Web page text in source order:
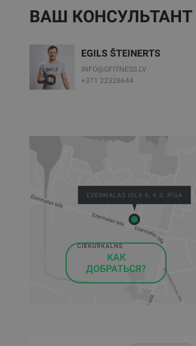
ВАШ КОНСУЛЬТАНТ
EGILS ŠTEINERTS
INFO@GFITNESS.LV
+371 22326644
КАК
ДОБРАТЬСЯ?